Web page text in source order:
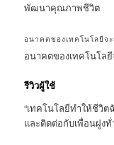
พัฒนาคุณภาพชีวิต
อนาคตของเทคโนโลยีจะ
อนาคตของเทคโนโล
รีวิวผู้ใช้
“เทคโนโลยีทำให้ชีวิ
และติดต่อกับเพื่อนฝูงทั่